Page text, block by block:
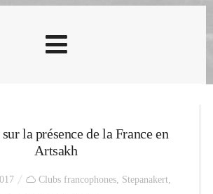
la présence de la France en
Artsakh
Clubs francophones, Stepanakert,